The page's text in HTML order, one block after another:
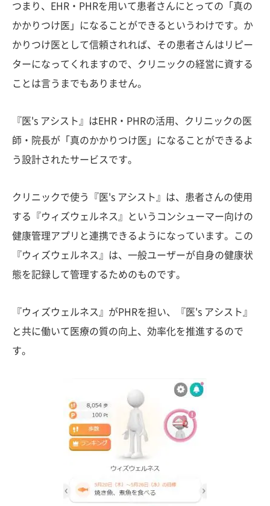
つまり、EHR・PHRを用いて患者さんにとっての「真の
かかりつけ医」になることができるというわけです。か
かりつけ医として信頼されれば、その患者さんはリピー
ターになってくれますので、クリニックの経営に資する
ことは言うまでもありません。
『医's アシスト』はEHR・PHRの活用、クリニックの医
師・院長が「真のかかりつけ医」になることができるよ
う設計されたサービスです。
クリニックで使う『医's アシスト』は、患者さんの使用
する『ウィズウェルネス』というコンシューマー向けの
健康管理アプリと連携できるようになっています。この
『ウィズウェルネス』は、一般ユーザーが自身の健康状
態を記録して管理するためのものです。
『ウィズウェルネス』がPHRを担い、『医's アシスト』
と共に働いて医療の質の向上、効率化を推進するので
す。